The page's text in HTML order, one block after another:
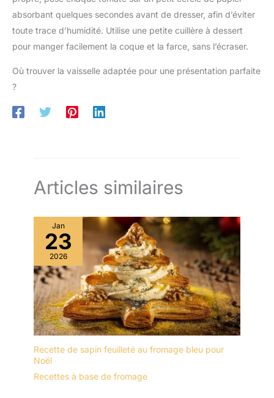
absorbant quelques secondes avant de dresser, afin d’éviter
toute trace d’humidité. Utilise une petite cuillère à dessert
pour manger facilement la coque et la farce, sans l’écraser.
Où trouver la vaisselle adaptée pour une présentation parfaite
?
Articles similaires
Jan
23
2026
Recette de sapin feuilleté au fromage bleu pour
Noël
Recettes à base de fromage